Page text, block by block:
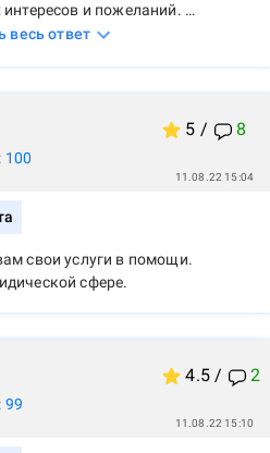
и пожеланий.
весь ответ
5 / 8
100
11.08.22 15:04
свои услуги в помощи.
сфере.
4.5/ 2
99
11.08.22 15:10